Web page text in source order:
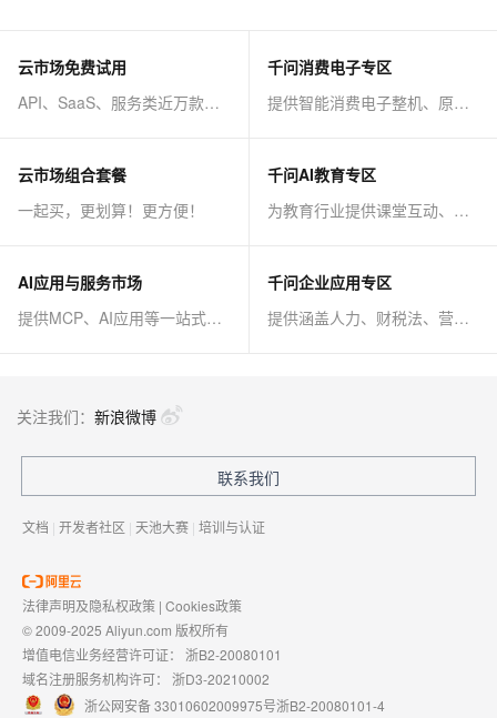
云市场免费试用
API、SaaS、服务类近万款商品免费试！
千问消费电子专区
提供智能消费电子整机、原子能力等AI方案
云市场组合套餐
一起买，更划算！更方便！
千问AI教育专区
为教育行业提供课堂互动、课程制作等AI方案
AI应用与服务市场
提供MCP、AI应用等一站式AI解决方案
千问企业应用专区
提供涵盖人力、财税法、营销、客服等AI方案
关注我们： 新浪微博
联系我们
文档 | 开发者社区 | 天池大赛 | 培训与认证
法律声明及隐私权政策 | Cookies政策
© 2009-2025 Aliyun.com 版权所有
增值电信业务经营许可证： 浙B2-20080101
域名注册服务机构许可： 浙D3-20210002
浙公网安备 33010602009975号浙B2-20080101-4